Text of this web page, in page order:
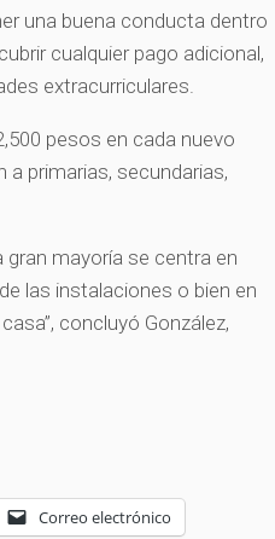
una buena conducta dentro
cualquier pago adicional,
extracurriculares.
pesos en cada nuevo
primarias, secundarias,
mayoría se centra en
las instalaciones o bien en
concluyó González,
Correo electrónico